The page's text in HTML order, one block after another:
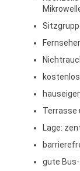
Fernseher
Terrasse
Lage:
gute